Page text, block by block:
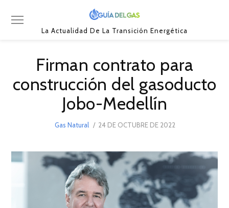
La Actualidad De La Transición Energética
Firman contrato para
construcción del gasoducto
Jobo-Medellín
Gas Natural
POSTED
24 DE OCTUBRE DE 2022
DE